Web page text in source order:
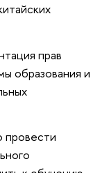
прав
образования и
провести